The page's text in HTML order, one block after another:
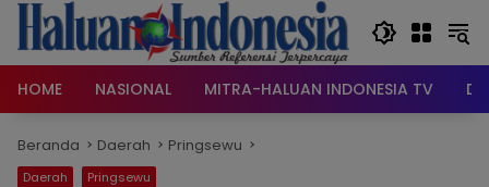
Langsung
konten
HOME
NASIONAL MITRA-HALUAN INDONESIA TV
Beranda Daerah Pringsewu
Daerah Pringsewu